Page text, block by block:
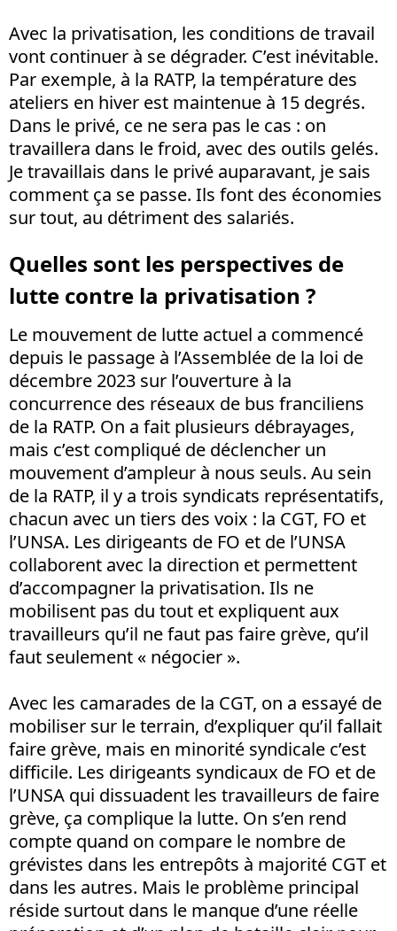
Avec la privatisation, les conditions de travail
vont continuer à se dégrader. C’est inévitable.
Par exemple, à la RATP, la température des
ateliers en hiver est maintenue à 15 degrés.
Dans le privé, ce ne sera pas le cas : on
travaillera dans le froid, avec des outils gelés.
Je travaillais dans le privé auparavant, je sais
comment ça se passe. Ils font des économies
sur tout, au détriment des salariés.
Quelles sont les perspectives de
lutte contre la privatisation ?
Le mouvement de lutte actuel a commencé
depuis le passage à l’Assemblée de la loi de
décembre 2023 sur l’ouverture à la
concurrence des réseaux de bus franciliens
de la RATP. On a fait plusieurs débrayages,
mais c’est compliqué de déclencher un
mouvement d’ampleur à nous seuls. Au sein
de la RATP, il y a trois syndicats représentatifs,
chacun avec un tiers des voix : la CGT, FO et
l’UNSA. Les dirigeants de FO et de l’UNSA
collaborent avec la direction et permettent
d’accompagner la privatisation. Ils ne
mobilisent pas du tout et expliquent aux
travailleurs qu’il ne faut pas faire grève, qu’il
faut seulement « négocier ».
Avec les camarades de la CGT, on a essayé de
mobiliser sur le terrain, d’expliquer qu’il fallait
faire grève, mais en minorité syndicale c’est
difficile. Les dirigeants syndicaux de FO et de
l’UNSA qui dissuadent les travailleurs de faire
grève, ça complique la lutte. On s’en rend
compte quand on compare le nombre de
grévistes dans les entrepôts à majorité CGT et
dans les autres. Mais le problème principal
réside surtout dans le manque d’une réelle